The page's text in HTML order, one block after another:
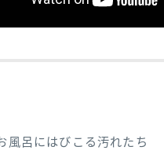
風呂にはびこる汚れたち